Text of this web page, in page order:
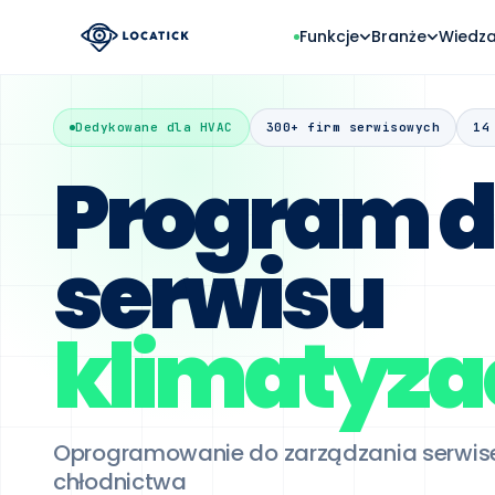
Funkcje Branże Wiedza
ZLECENIA & PLANOWANIE
Formularz
Kalendarz zleceń
Planuj pracę serwisantów
Dyspozytor
zmiany w ciągu dnia
Zadania cykliczne
Automatyczne przeglądy -
żaden termin nie przepada
GŁÓWNE BRANŻE
HVAC
OZE
Fotowoltaika, pompy ciepła
Facility Management
Zarządzanie obiektami i
Ochrona przeciwpożarowa
Serwis urządzeń PPOŻ
ROZWIĄZANIA
dzięki
PROGRAMY
umów
Dedykowane dla HVAC 300+ firm serwisowych
Program
serwisu
Oprogramowanie do zarządzania
chłodnictwa